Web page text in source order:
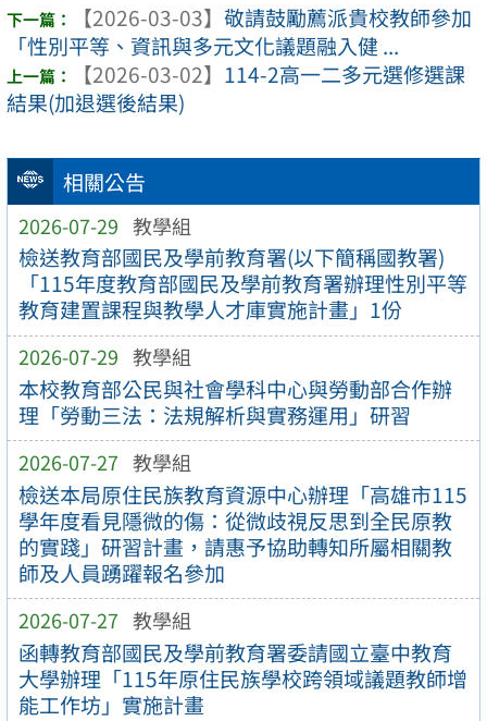
相關公告
2026-07-29 教學組
檢送教育部國民及學前教育署(以下簡稱國教署)
「115年度教育部國民及學前教育署辦理性別平等
教育建置課程與教學人才庫實施計畫」1份
2026-07-29 教學組
本校教育部公民與社會學科中心與勞動部合作辦
理「勞動三法：法規解析與實務運用」研習
2026-07-27 教學組
檢送本局原住民族教育資源中心辦理「高雄市115
學年度看見隱微的傷：從微歧視反思到全民原教
的實踐」研習計畫，請惠予協助轉知所屬相關教
師及人員踴躍報名參加
2026-07-27 教學組
函轉教育部國民及學前教育署委請國立臺中教育
大學辦理「115年原住民族學校跨領域議題教師增
能工作坊」實施計畫
【2026-03-03】 敬請鼓勵薦派貴校教師參加
「性別平等、資訊與多元文化議題融入健 ...
【2026-03-02】 114-2高一二多元選修選課
結果(加退選後結果)